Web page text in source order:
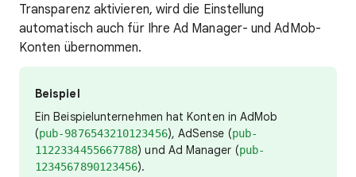
Transparenz aktivieren, wird die Einstellung
automatisch auch für Ihre Ad Manager- und AdMob-
Konten übernommen.
Beispiel
Ein Beispielunternehmen hat Konten in AdMob
(pub-9876543210123456), AdSense (pub-
1122334455667788) und Ad Manager (pub-
1234567890123456).